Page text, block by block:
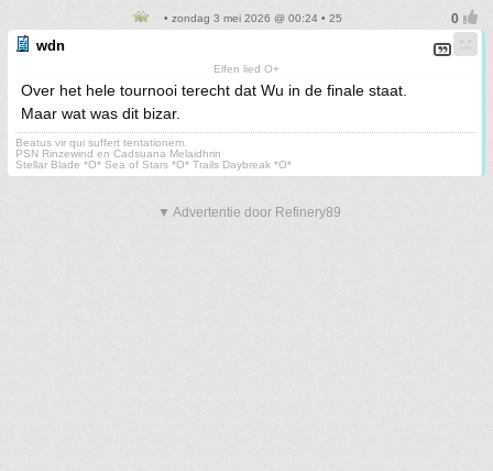
• zondag 3 mei 2026 @ 00:24 • 25
wdn
Elfen lied O+
Over het hele tournooi terecht dat Wu in de finale staat.
Maar wat was dit bizar.
Beatus vir qui suffert tentationem.
PSN Rinzewind en Cadsuana Melaidhrin
Stellar Blade *O* Sea of Stars *O* Trails Daybreak *O*
▼ Advertentie door Refinery89